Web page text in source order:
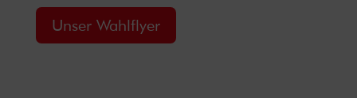
Unser Wahlflyer